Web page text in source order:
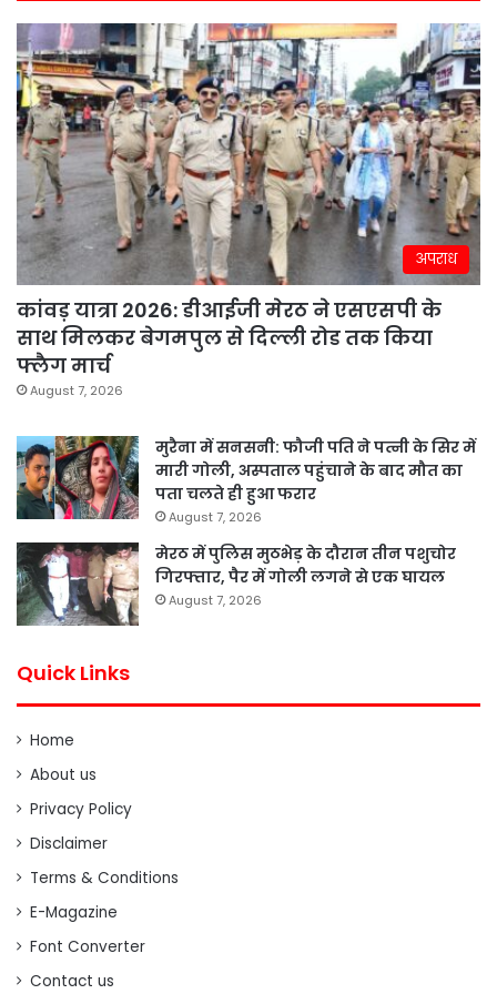
अपराध
कांवड़ यात्रा 2026: डीआईजी मेरठ ने एसएसपी के
साथ मिलकर बेगमपुल से दिल्ली रोड तक किया
फ्लैग मार्च
August 7, 2026
मुरैना में सनसनी: फौजी पति ने पत्नी के सिर में
मारी गोली, अस्पताल पहुंचाने के बाद मौत का
पता चलते ही हुआ फरार
August 7, 2026
मेरठ में पुलिस मुठभेड़ के दौरान तीन पशुचोर
गिरफ्तार, पैर में गोली लगने से एक घायल
August 7, 2026
Quick Links
Home
About us
Privacy Policy
Disclaimer
Terms & Conditions
E-Magazine
Font Converter
Contact us